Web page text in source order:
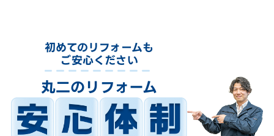
初めてのリフォームも
ご安心ください
丸二のリフォーム